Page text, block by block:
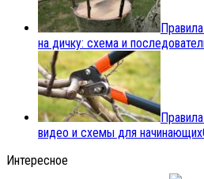
на дичку: схема и
видео и схемы для начинающих
Интересное